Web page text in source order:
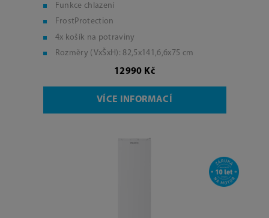
Funkce chlazení
FrostProtection
4x košík na potraviny
Rozměry (VxŠxH): 82,5x141,6,6x75 cm
12990 Kč
VÍCE INFORMACÍ